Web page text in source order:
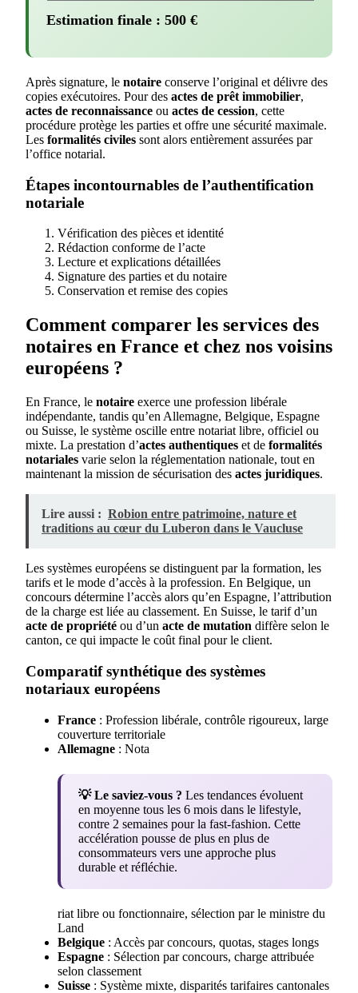
Estimation finale : 500 €
Après signature, le notaire conserve l’original et délivre des
copies exécutoires. Pour des actes de prêt immobilier,
actes de reconnaissance ou actes de cession, cette
procédure protège les parties et offre une sécurité maximale.
Les formalités civiles sont alors entièrement assurées par
l’office notarial.
Étapes incontournables de l’authentification
notariale
Vérification des pièces et identité
Rédaction conforme de l’acte
Lecture et explications détaillées
Signature des parties et du notaire
Conservation et remise des copies
Comment comparer les services des
notaires en France et chez nos voisins
européens ?
En France, le notaire exerce une profession libérale
indépendante, tandis qu’en Allemagne, Belgique, Espagne
ou Suisse, le système oscille entre notariat libre, officiel ou
mixte. La prestation d’actes authentiques et de formalités
notariales varie selon la réglementation nationale, tout en
maintenant la mission de sécurisation des actes juridiques.
Lire aussi : Robion entre patrimoine, nature et
traditions au cœur du Luberon dans le Vaucluse
Les systèmes européens se distinguent par la formation, les
tarifs et le mode d’accès à la profession. En Belgique, un
concours détermine l’accès alors qu’en Espagne, l’attribution
de la charge est liée au classement. En Suisse, le tarif d’un
acte de propriété ou d’un acte de mutation diffère selon le
canton, ce qui impacte le coût final pour le client.
Comparatif synthétique des systèmes
notariaux européens
France : Profession libérale, contrôle rigoureux, large
couverture territoriale
Allemagne : Nota
💡 Le saviez-vous ? Les tendances évoluent
en moyenne tous les 6 mois dans le lifestyle,
contre 2 semaines pour la fast-fashion. Cette
accélération pousse de plus en plus de
consommateurs vers une approche plus
durable et réfléchie.
riat libre ou fonctionnaire, sélection par le ministre du
Land
Belgique : Accès par concours, quotas, stages longs
Espagne : Sélection par concours, charge attribuée
selon classement
Suisse : Système mixte, disparités tarifaires cantonales